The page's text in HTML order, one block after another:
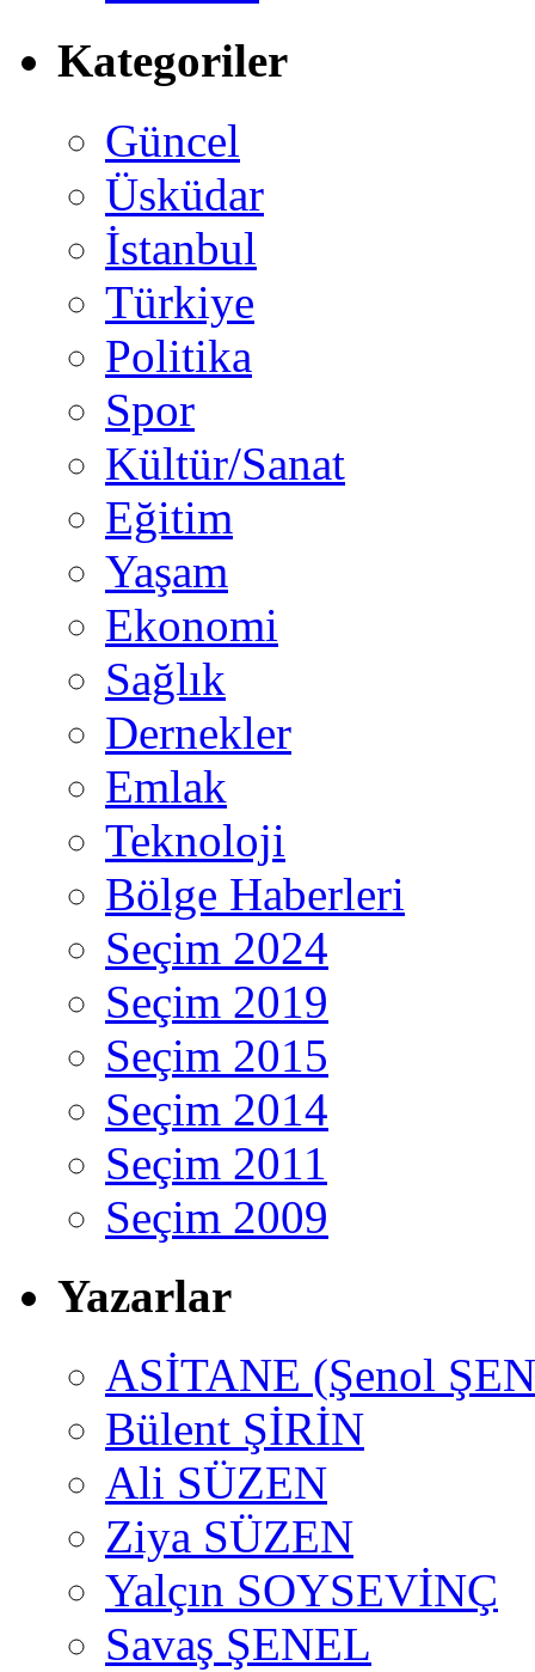
Kategoriler
Güncel
Üsküdar
İstanbul
Türkiye
Politika
Spor
Kültür/Sanat
Eğitim
Yaşam
Ekonomi
Sağlık
Dernekler
Emlak
Teknoloji
Bölge Haberleri
Seçim 2024
Seçim 2019
Seçim 2015
Seçim 2014
Seçim 2011
Seçim 2009
Yazarlar
ASİTANE (Şenol
Bülent ŞİRİN
Ali SÜZEN
Ziya SÜZEN
Yalçın SOYSEVİNÇ
Savaş ŞENEL